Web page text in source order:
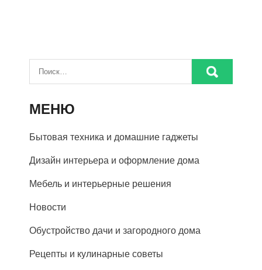
МЕНЮ
Бытовая техника и домашние гаджеты
Дизайн интерьера и оформление дома
Мебель и интерьерные решения
Новости
Обустройство дачи и загородного дома
Рецепты и кулинарные советы